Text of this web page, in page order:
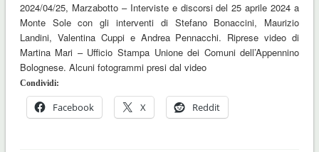
2024/04/25, Marzabotto – Interviste e discorsi del 25 aprile 2024 a
Monte Sole con gli interventi di Stefano Bonaccini, Maurizio
Landini, Valentina Cuppi e Andrea Pennacchi. Riprese video di
Martina Mari – Ufficio Stampa Unione dei Comuni dell’Appennino
Bolognese. Alcuni fotogrammi presi dal video
Condividi:
Facebook X Reddit